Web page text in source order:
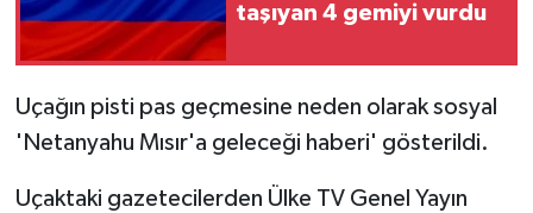
taşıyan 4 gemiyi vurdu
Uçağın pisti pas geçmesine neden olarak sosyal
'Netanyahu Mısır'a geleceği haberi' gösterildi.
Uçaktaki gazetecilerden Ülke TV Genel Yayın